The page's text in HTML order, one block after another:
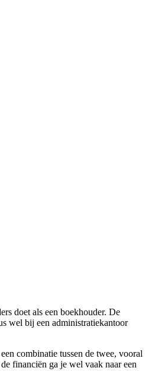
doet als een boekhouder. De
wel bij een administratiekantoor
combinatie tussen de twee, vooral
financiën ga je wel vaak naar een